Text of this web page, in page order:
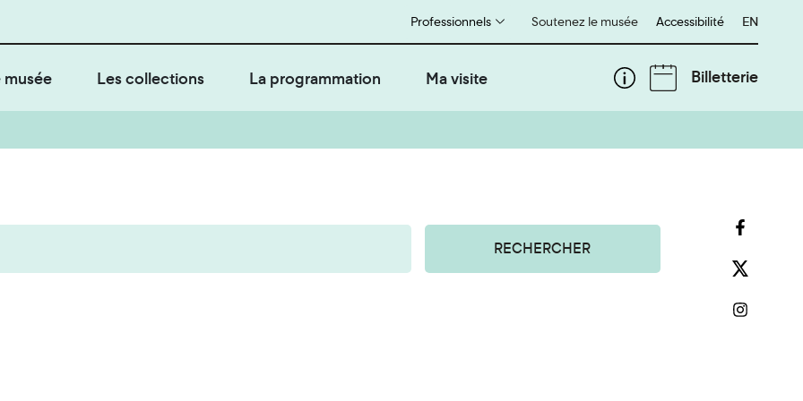
Soutenez le musée
Professionnels Accessibilité English
EN
musée Les collections La programmation Ma visite Billetterie
RECHERCHER